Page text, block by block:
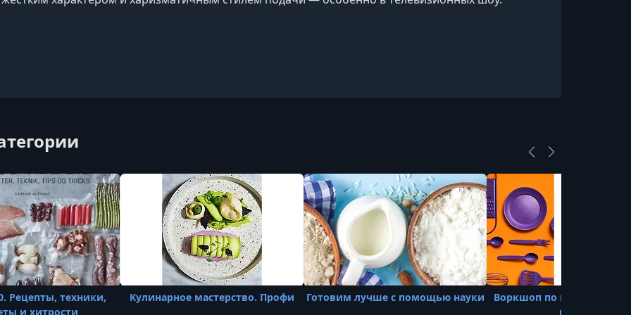
Рецепты, техники,
и хитрости
Кулинарное мастерство. Профи Готовим лучше с помощью науки
Воркшоп по выбору
посуды